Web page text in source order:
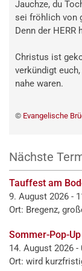
Jauchze, du
sei fröhlich von
Denn der HERR
Christus ist
verkündigt
nahe waren.
© Evangelische
Nächste
Tauffest am
9. August 2026 -
Ort: Bregenz,
Sommer-Pop-Up
14. August 2026 -
Ort: wird